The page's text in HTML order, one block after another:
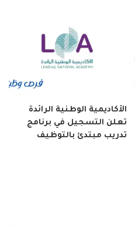
الأكاديمية الوطنية الرائدة
تعلن التسجيل في برنامج
تدريب مبتدئ بالتوظيف